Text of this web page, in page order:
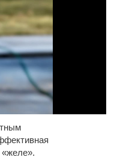
«желе».